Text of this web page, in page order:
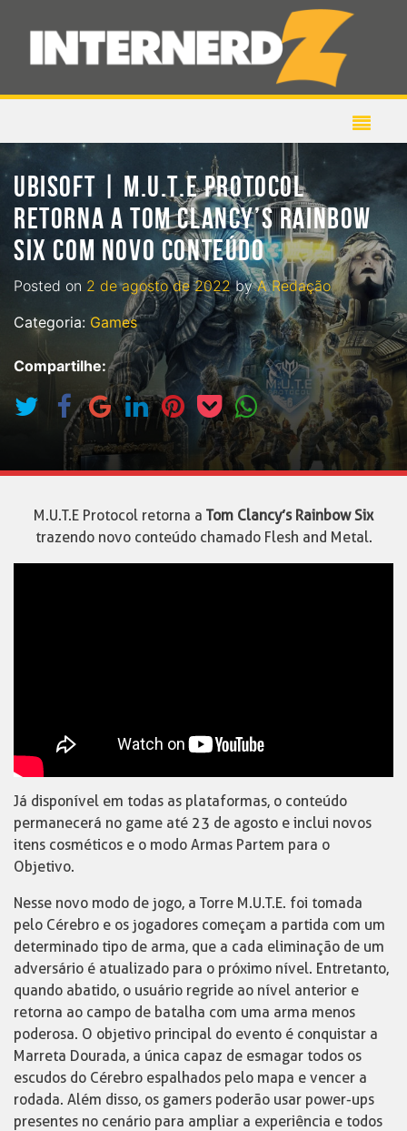
UBISOFT | M.U.T.E PROTOCOL
RETORNA A TOM CLANCY’S RAINBOW
SIX COM NOVO CONTEÚDO
Posted on 2 de agosto de 2022byA Redação
Categoria: Games
Compartilhe:
M.U.T.E Protocol retorna a Tom Clancy’s Rainbow Six
trazendo novo conteúdo chamado Flesh and Metal.
Já disponível em todas as plataformas, o conteúdo
permanecerá no game até 23 de agosto e inclui novos
itens cosméticos e o modo Armas Partem para o
Objetivo.
Nesse novo modo de jogo, a Torre M.U.T.E. foi tomada
pelo Cérebro e os jogadores começam a partida com um
determinado tipo de arma, que a cada eliminação de um
adversário é atualizado para o próximo nível. Entretanto,
quando abatido, o usuário regride ao nível anterior e
retorna ao campo de batalha com uma arma menos
poderosa. O objetivo principal do evento é conquistar a
Marreta Dourada, a única capaz de esmagar todos os
escudos do Cérebro espalhados pelo mapa e vencer a
rodada. Além disso, os gamers poderão usar power-ups
presentes no cenário para ampliar a experiência e todos